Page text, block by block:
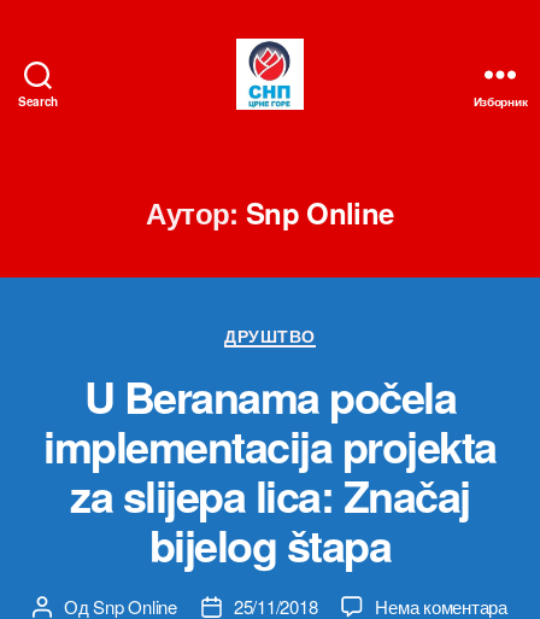
Search Изборник
Аутор: Snp Online
Категорије
ДРУШТВО
U Beranama počela
implementacija projekta
za slijepa lica: Značaj
bijelog štapa
Аутор
ОдSnp Online
Датум25/11/2018 Нема коментарана